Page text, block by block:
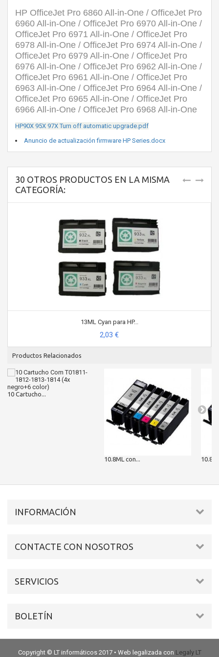
HP OfficeJet Pro 6860 All-in-One / OfficeJet Pro
6960 All-in-One / OfficeJet Pro 6970 All-in-One /
OfficeJet Pro 6971 All-in-One / OfficeJet Pro
6978 All-in-One / OfficeJet Pro 6974 All-in-One /
OfficeJet Pro 6979 All-in-One / OfficeJet Pro
6976 All-in-One / OfficeJet Pro 6962 All-in-One /
OfficeJet Pro 6961 All-in-One / OfficeJet Pro
6963 All-in-One / OfficeJet Pro 6964 All-in-One /
OfficeJet Pro 6965 All-in-One / OfficeJet Pro
6966 All-in-One / OfficeJet Pro 6968 All-in-One
HP90X 95X 97X Turn off automatic upgrade.pdf
Anuncio de actualización firmware HP Series.docx
30 OTROS PRODUCTOS EN LA MISMA
CATEGORÍA:
13ML Cyan para HP...
2,03 €
Productos Relacionados
10 Cartucho...
10.8ML con...
INFORMACIÓN
CONTACTE CON NOSOTROS
SERVICIOS
BOLETÍN
Copyright © LT informáticos 2017 • Web legalizada con Legaly LT